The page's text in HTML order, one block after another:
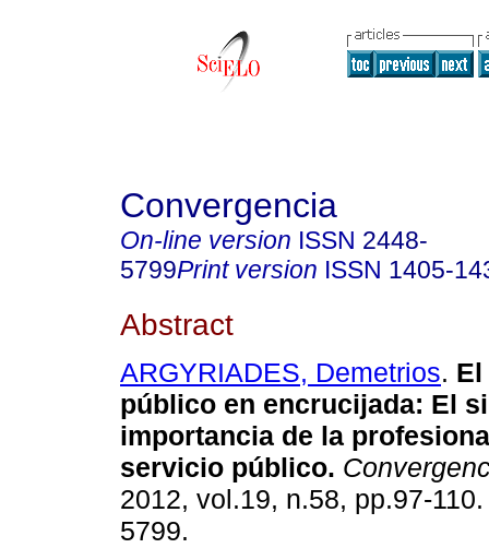
Convergencia
On-line version ISSN 2448-
5799Print version ISSN 1405-
Abstract
ARGYRIADES, Demetrios.
público en encrucijada: El
importancia de la
servicio público.
2012, vol.19, n.58, pp.97-
5799.